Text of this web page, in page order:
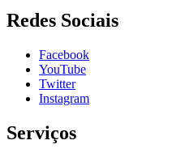
Redes Sociais
Facebook
YouTube
Twitter
Instagram
Serviços